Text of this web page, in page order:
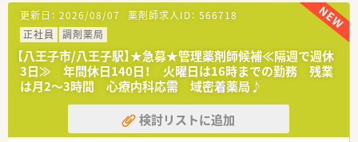
更新日： 2026/08/07 薬剤師求人ID： 566718
正社員
調剤薬局
【八王子市/八王子駅】★急募★管理薬剤師候補≪隔週で週休
3日≫ 年間休日140日！ 火曜日は16時までの勤務 残業
は月2～3時間 心療内科応需 域密着薬局♪
検討リストに追加